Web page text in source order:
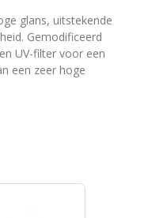
glans, uitstekende
Gemodificeerd
UV-filter voor een
een zeer hoge